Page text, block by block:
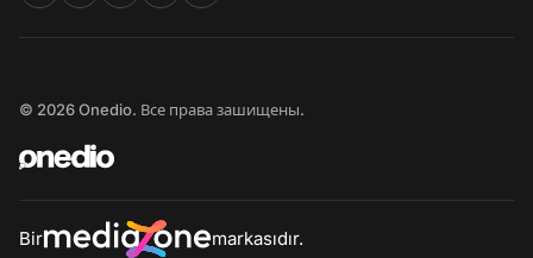
© 2026 Onedio. Все права зашищены.
Bir markasıdır.